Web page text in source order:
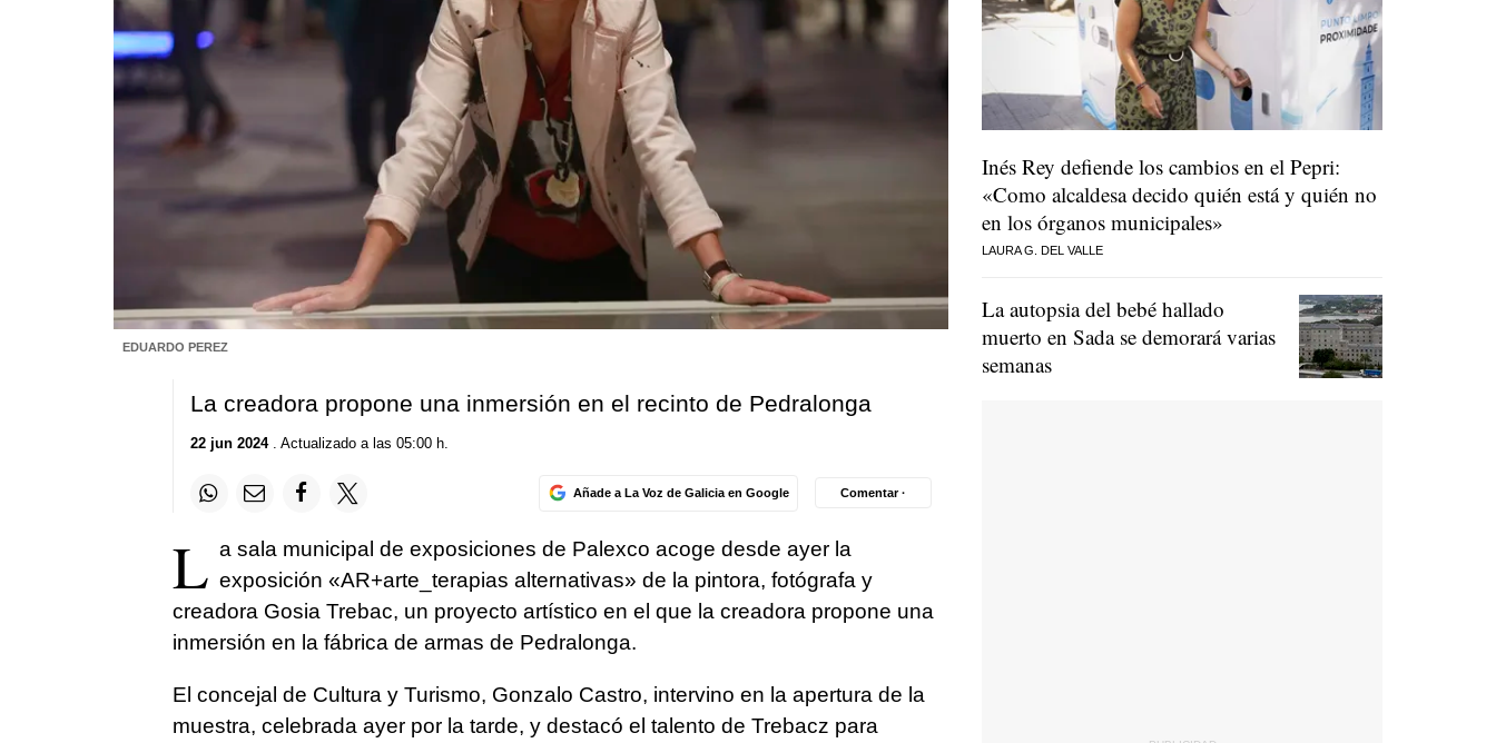
EDUARDO PEREZ
La creadora propone una inmersión en el recinto de Pedralonga
22 jun 2024. Actualizado a las 05:00 h.
Añade a La Voz de Galicia en Google Comentar ·
L a sala municipal de exposiciones de Palexco acoge desde ayer la
exposición «AR+arte_terapias alternativas» de la pintora, fotógrafa y
creadora Gosia Trebac, un proyecto artístico en el que la creadora propone una
inmersión en la fábrica de armas de Pedralonga.
El concejal de Cultura y Turismo, Gonzalo Castro, intervino en la apertura de la
muestra, celebrada ayer por la tarde, y destacó el talento de Trebacz para
Inés Rey defiende los cambios en el Pepri:
«Como alcaldesa decido quién está y quién no
en los órganos municipales»
LAURA G. DEL VALLE
La autopsia del bebé hallado
muerto en Sada se demorará varias
semanas